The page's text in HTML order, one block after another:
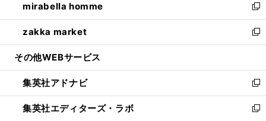
く
で
開
く
ド
ウ
で
開
ィ
ン
ド
ウ
開
く
い
ウ
ィ
ン
ウ
で
開
く
mirabella homme
新
し
い
ウ
ン
ド
ウ
で
zakka market
新
し
ウ
ィ
ン
ド
その他WEBサービス
集英社アドナビ
新
し
い
集英社エディターズ・ラボ
新